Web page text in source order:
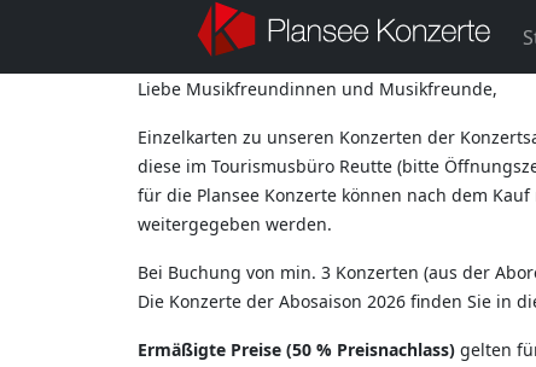
Liebe Musikfreundinnen und Musikfreunde,
Einzelkarten zu unseren Konzerten der
diese im Tourismusbüro Reutte (bitte
für die Plansee Konzerte können nach dem Kauf
weitergegeben werden.
Bei Buchung von min. 3 Konzerten (aus der
Die Konzerte der Abosaison 2026 finden Sie in
Ermäßigte Preise (50 % Preisnachlass) gelten